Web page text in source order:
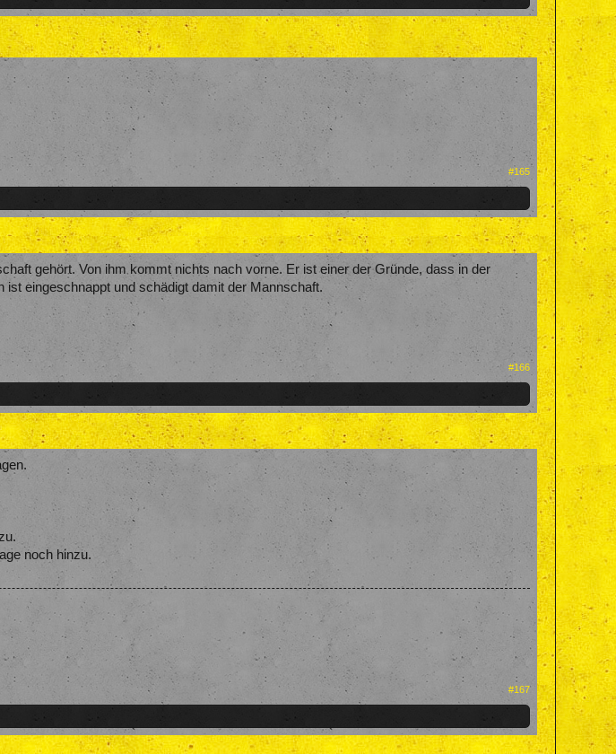
#165
gehört. Von ihm kommt nichts nach vorne. Er ist einer der Gründe, dass in der
eingeschnappt und schädigt damit der Mannschaft.
#166
noch hinzu.
#167